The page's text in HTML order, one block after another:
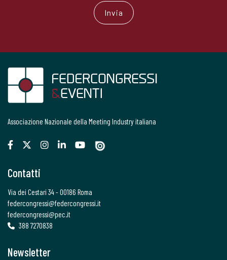
Associazione Nazionale della Meeting Industry italiana
Contatti
Via dei Cestari 34 - 00186 Roma
federcongressi@federcongressi.it
federcongressi@pec.it
388 7270838
Newsletter